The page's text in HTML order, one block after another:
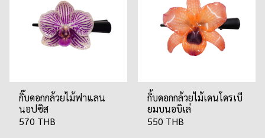
กิ๊บดอกกล้วยไม้ฟาแลน
นอปซิส
570 THB
กิ้บดอกกล้วยไม้เดนโดรเบี
ยมบนอบิเล่
550 THB